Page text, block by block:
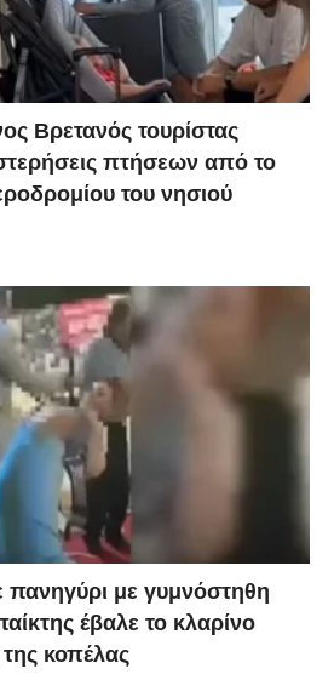
Βρετανός τουρίστας
πτήσεων από το
του νησιού
πανηγύρι με γυμνόστηθη
έβαλε το κλαρίνο
κοπέλας